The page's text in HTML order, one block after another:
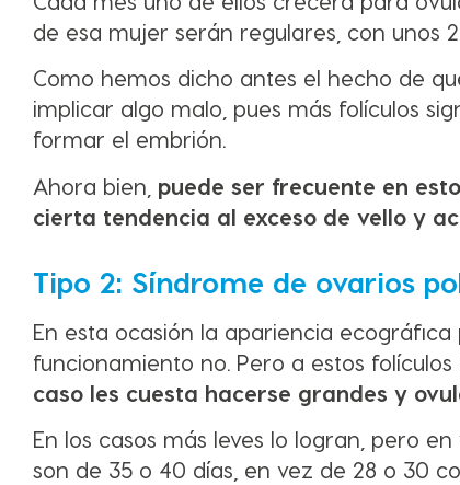
de esa mujer serán regulares, con unos
Como hemos dicho antes el hecho de
implicar algo malo, pues más folículos
formar el embrión.
Ahora bien, puede ser frecuente en
cierta tendencia al exceso de vello y
Tipo 2: Síndrome de ovarios
En esta ocasión la apariencia
funcionamiento no. Pero a estos
caso les cuesta hacerse grandes y
En los casos más leves lo logran, pero
son de 35 o 40 días, en vez de 28 o 30